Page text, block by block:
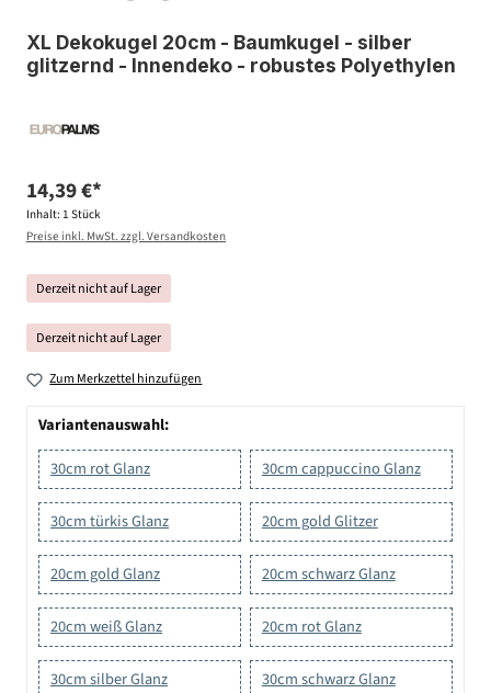
XL Dekokugel 20cm - Baumkugel - silber
glitzernd - Innendeko - robustes Polyethylen
14,39 €*
Inhalt: 1 Stück
Preise inkl. MwSt. zzgl. Versandkosten
Derzeit nicht auf Lager
Derzeit nicht auf Lager
Zum Merkzettel hinzufügen
Variantenauswahl:
30cm rot Glanz
30cm cappuccino Glanz
30cm türkis Glanz 20cm gold Glitzer
20cm gold Glanz 20cm schwarz Glanz
20cm weiß Glanz 20cm rot Glanz
30cm silber Glanz 30cm schwarz Glanz